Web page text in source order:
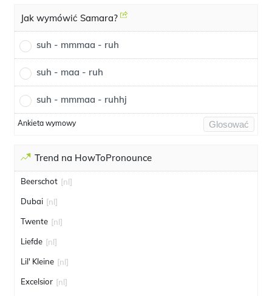
Jak wymówić Samara?
suh - mmmaa - ruh
suh - maa - ruh
suh - mmmaa - ruhhj
Ankieta wymowy Glosować
Trend na HowToPronounce
Beerschot [nl]
Dubai [nl]
Twente [nl]
Liefde [nl]
Lil' Kleine [nl]
Excelsior [nl]